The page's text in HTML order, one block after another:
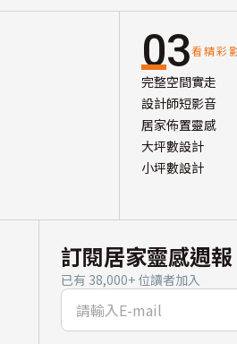
03看精彩
完整空間實走
設計師短影音
居家佈置靈感
大坪數設計
小坪數設計
訂閱居家靈感週報
已有 38,000+ 位讀者加入